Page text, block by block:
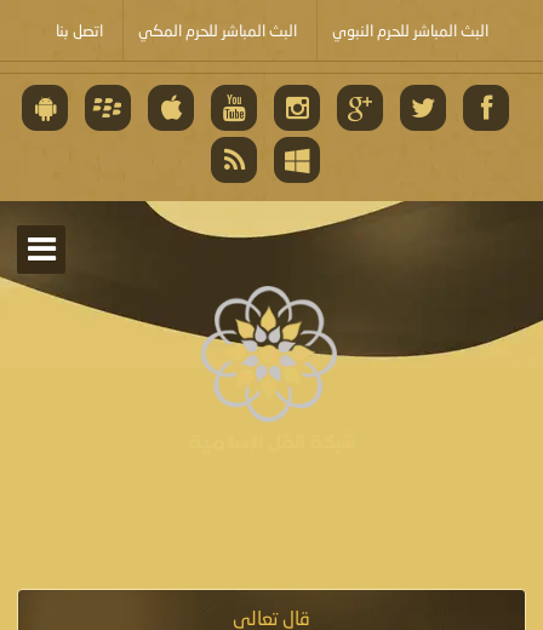
البث المباشر للحرم النبوي البث المباشر للحرم المكي اتصل بنا
قال تعالى